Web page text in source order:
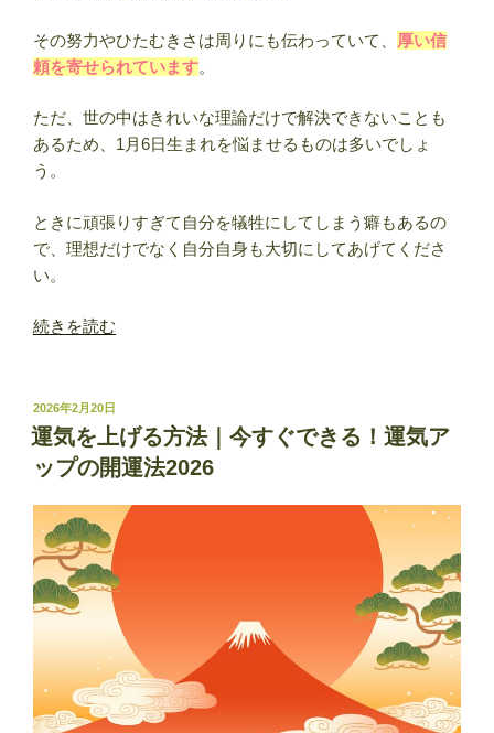
その努力やひたむきさは周りにも伝わっていて、 厚い信
頼を寄せられています。
ただ、世の中はきれいな理論だけで解決できないことも
あるため、1月6日生まれを悩ませるものは多いでしょ
う。
ときに頑張りすぎて自分を犠牲にしてしまう癖もあるの
で、理想だけでなく自分自身も大切にしてあげてくださ
い。
“1
日
生
れ
の
性
格
と
特
男
女
続きを読む
投
稿
日:
2026年2月20日
運気を上げる方法｜今すぐできる！運気ア
ップの開運法2026